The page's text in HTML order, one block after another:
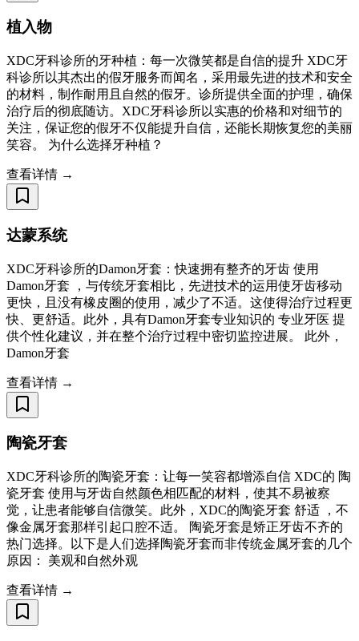
植入物
XDC牙科诊所的牙种植：每一次微笑都是自信的提升 XDC牙
科诊所以其杰出的假牙服务而闻名，采用最先进的技术和安全
的材料，制作耐用且自然的假牙。诊所提供全面的护理，确保
治疗后的彻底随访。XDC牙科诊所以实惠的价格和对细节的
关注，保证您的假牙不仅能提升自信，还能长期恢复您的美丽
笑容。 为什么选择牙种植？
查看详情 →
达蒙系统
XDC牙科诊所的Damon牙套：快速拥有整齐的牙齿 使用
Damon牙套 ，与传统牙套相比，先进技术的运用使牙齿移动
更快，且没有橡皮圈的使用，减少了不适。这使得治疗过程更
快、更舒适。此外，具有Damon牙套专业知识的 专业牙医 提
供个性化建议，并在整个治疗过程中密切监控进展。 此外，
Damon牙套
查看详情 →
陶瓷牙套
XDC牙科诊所的陶瓷牙套：让每一笑容都增添自信 XDC的 陶
瓷牙套 使用与牙齿自然颜色相匹配的材料，使其不易被察
觉，让患者能够自信微笑。此外，XDC的陶瓷牙套 舒适 ，不
像金属牙套那样引起口腔不适。 陶瓷牙套是矫正牙齿不齐的
热门选择。以下是人们选择陶瓷牙套而非传统金属牙套的几个
原因： 美观和自然外观
查看详情 →